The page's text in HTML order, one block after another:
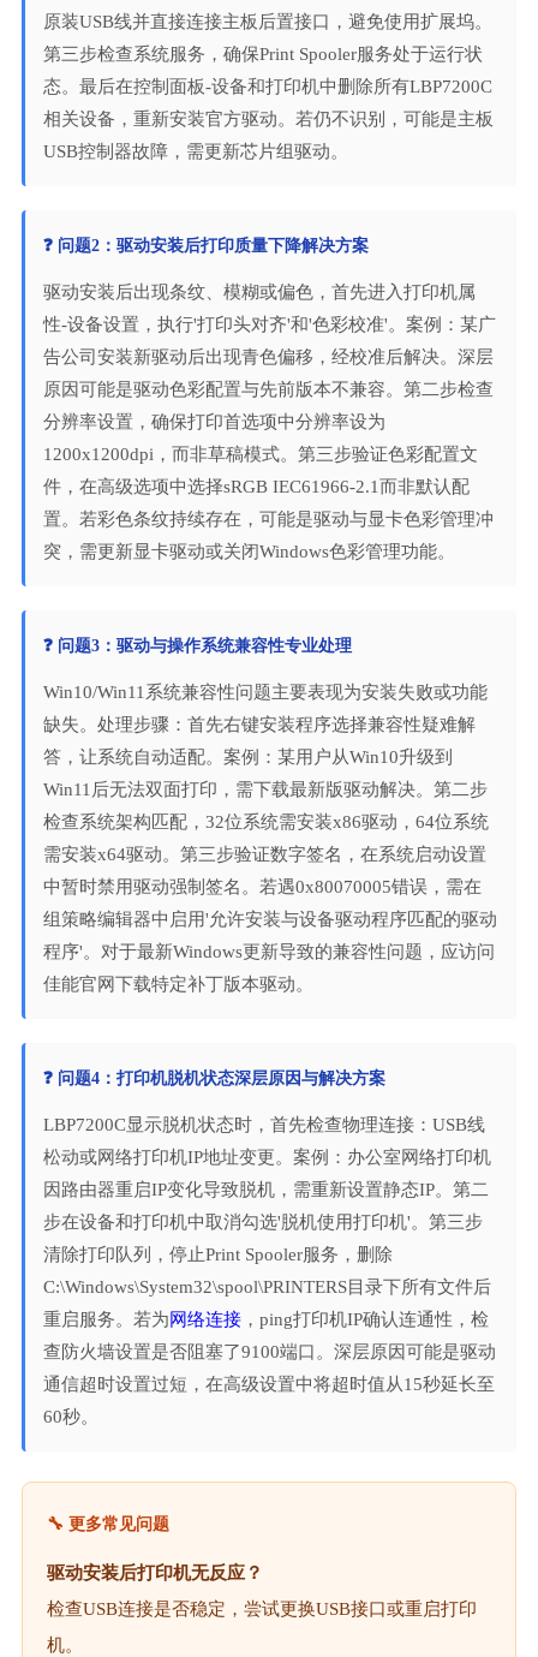
原装USB线并直接连接主板后置接口，避免使用扩展坞。
第三步检查系统服务，确保Print Spooler服务处于运行状
态。最后在控制面板-设备和打印机中删除所有LBP7200C
相关设备，重新安装官方驱动。若仍不识别，可能是主板
USB控制器故障，需更新芯片组驱动。
❓ 问题2：驱动安装后打印质量下降解决方案
驱动安装后出现条纹、模糊或偏色，首先进入打印机属
性-设备设置，执行'打印头对齐'和'色彩校准'。案例：某广
告公司安装新驱动后出现青色偏移，经校准后解决。深层
原因可能是驱动色彩配置与先前版本不兼容。第二步检查
分辨率设置，确保打印首选项中分辨率设为
1200x1200dpi，而非草稿模式。第三步验证色彩配置文
件，在高级选项中选择sRGB IEC61966-2.1而非默认配
置。若彩色条纹持续存在，可能是驱动与显卡色彩管理冲
突，需更新显卡驱动或关闭Windows色彩管理功能。
❓ 问题3：驱动与操作系统兼容性专业处理
Win10/Win11系统兼容性问题主要表现为安装失败或功能
缺失。处理步骤：首先右键安装程序选择兼容性疑难解
答，让系统自动适配。案例：某用户从Win10升级到
Win11后无法双面打印，需下载最新版驱动解决。第二步
检查系统架构匹配，32位系统需安装x86驱动，64位系统
需安装x64驱动。第三步验证数字签名，在系统启动设置
中暂时禁用驱动强制签名。若遇0x80070005错误，需在
组策略编辑器中启用'允许安装与设备驱动程序匹配的驱动
程序'。对于最新Windows更新导致的兼容性问题，应访问
佳能官网下载特定补丁版本驱动。
❓ 问题4：打印机脱机状态深层原因与解决方案
LBP7200C显示脱机状态时，首先检查物理连接：USB线
松动或网络打印机IP地址变更。案例：办公室网络打印机
因路由器重启IP变化导致脱机，需重新设置静态IP。第二
步在设备和打印机中取消勾选'脱机使用打印机'。第三步
清除打印队列，停止Print Spooler服务，删除
C:\Windows\System32\spool\PRINTERS目录下所有文件后
重启服务。若为网络连接，ping打印机IP确认连通性，检
查防火墙设置是否阻塞了9100端口。深层原因可能是驱动
通信超时设置过短，在高级设置中将超时值从15秒延长至
60秒。
🔧 更多常见问题
驱动安装后打印机无反应？
检查USB连接是否稳定，尝试更换USB接口或重启打印
机。